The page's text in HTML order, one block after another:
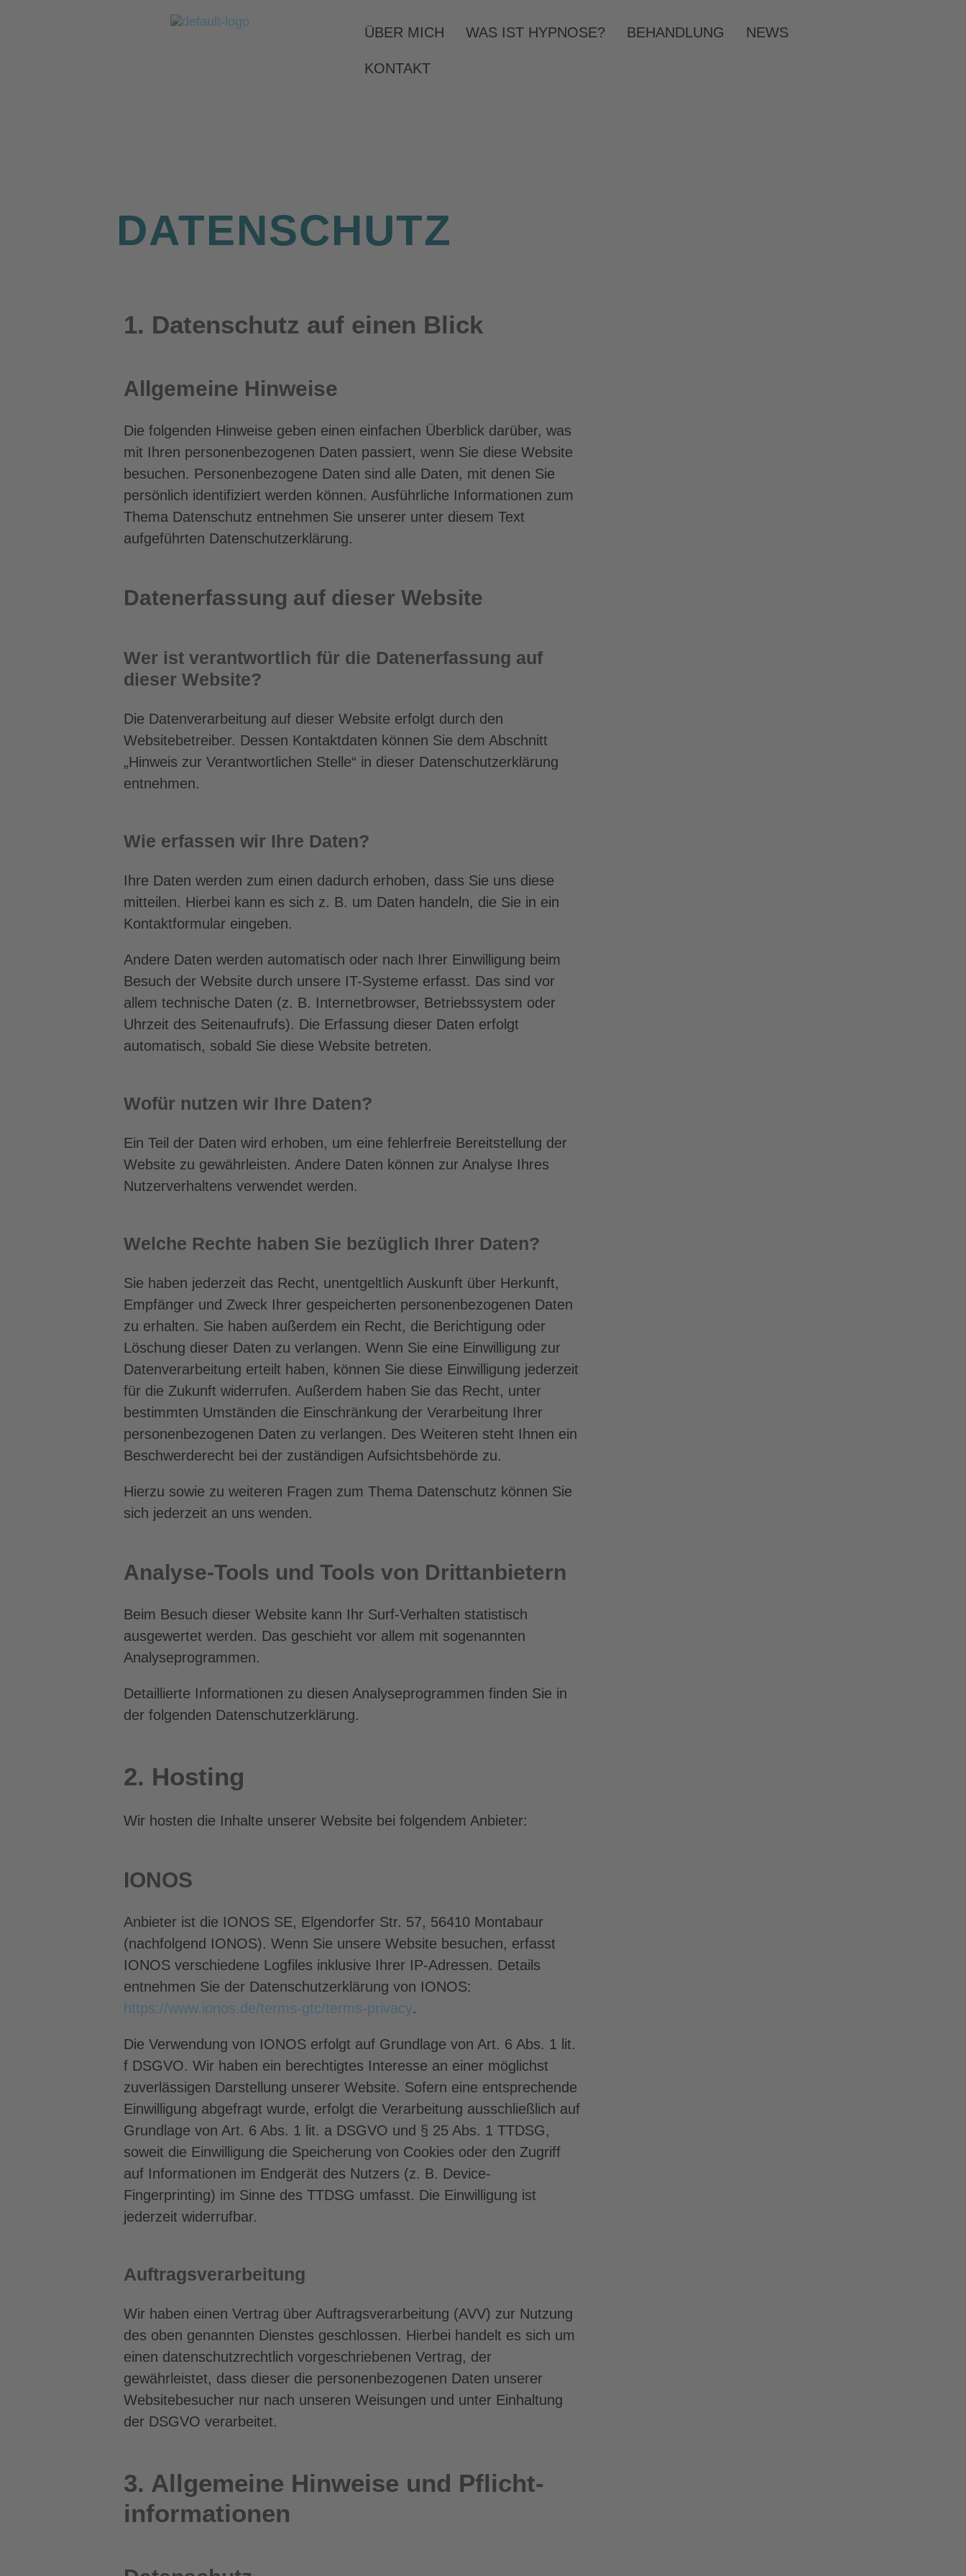
ÜBER MICH WAS IST HYPNOSE? BEHANDLUNG NEWS
KONTAKT
DATENSCHUTZ
1. Datenschutz auf einen Blick
Allgemeine Hinweise
Die folgenden Hinweise geben einen einfachen Überblick darüber, was
mit Ihren personenbezogenen Daten passiert, wenn Sie diese Website
besuchen. Personenbezogene Daten sind alle Daten, mit denen Sie
persönlich identifiziert werden können. Ausführliche Informationen zum
Thema Datenschutz entnehmen Sie unserer unter diesem Text
aufgeführten Datenschutzerklärung.
Datenerfassung auf dieser Website
Wer ist verantwortlich für die Datenerfassung auf
dieser Website?
Die Datenverarbeitung auf dieser Website erfolgt durch den
Websitebetreiber. Dessen Kontaktdaten können Sie dem Abschnitt
„Hinweis zur Verantwortlichen Stelle“ in dieser Datenschutzerklärung
entnehmen.
Wie erfassen wir Ihre Daten?
Ihre Daten werden zum einen dadurch erhoben, dass Sie uns diese
mitteilen. Hierbei kann es sich z. B. um Daten handeln, die Sie in ein
Kontaktformular eingeben.
Andere Daten werden automatisch oder nach Ihrer Einwilligung beim
Besuch der Website durch unsere IT-Systeme erfasst. Das sind vor
allem technische Daten (z. B. Internetbrowser, Betriebssystem oder
Uhrzeit des Seitenaufrufs). Die Erfassung dieser Daten erfolgt
automatisch, sobald Sie diese Website betreten.
Wofür nutzen wir Ihre Daten?
Ein Teil der Daten wird erhoben, um eine fehlerfreie Bereitstellung der
Website zu gewährleisten. Andere Daten können zur Analyse Ihres
Nutzerverhaltens verwendet werden.
Welche Rechte haben Sie bezüglich Ihrer Daten?
Sie haben jederzeit das Recht, unentgeltlich Auskunft über Herkunft,
Empfänger und Zweck Ihrer gespeicherten personenbezogenen Daten
zu erhalten. Sie haben außerdem ein Recht, die Berichtigung oder
Löschung dieser Daten zu verlangen. Wenn Sie eine Einwilligung zur
Datenverarbeitung erteilt haben, können Sie diese Einwilligung jederzeit
für die Zukunft widerrufen. Außerdem haben Sie das Recht, unter
bestimmten Umständen die Einschränkung der Verarbeitung Ihrer
personenbezogenen Daten zu verlangen. Des Weiteren steht Ihnen ein
Beschwerderecht bei der zuständigen Aufsichtsbehörde zu.
Hierzu sowie zu weiteren Fragen zum Thema Datenschutz können Sie
sich jederzeit an uns wenden.
Analyse-Tools und Tools von Dritt­anbietern
Beim Besuch dieser Website kann Ihr Surf-Verhalten statistisch
ausgewertet werden. Das geschieht vor allem mit sogenannten
Analyseprogrammen.
Detaillierte Informationen zu diesen Analyseprogrammen finden Sie in
der folgenden Datenschutzerklärung.
2. Hosting
Wir hosten die Inhalte unserer Website bei folgendem Anbieter:
IONOS
Anbieter ist die IONOS SE, Elgendorfer Str. 57, 56410 Montabaur
(nachfolgend IONOS). Wenn Sie unsere Website besuchen, erfasst
IONOS verschiedene Logfiles inklusive Ihrer IP-Adressen. Details
entnehmen Sie der Datenschutzerklärung von IONOS:
https://www.ionos.de/terms-gtc/terms-privacy.
Die Verwendung von IONOS erfolgt auf Grundlage von Art. 6 Abs. 1 lit.
f DSGVO. Wir haben ein berechtigtes Interesse an einer möglichst
zuverlässigen Darstellung unserer Website. Sofern eine entsprechende
Einwilligung abgefragt wurde, erfolgt die Verarbeitung ausschließlich auf
Grundlage von Art. 6 Abs. 1 lit. a DSGVO und § 25 Abs. 1 TTDSG,
soweit die Einwilligung die Speicherung von Cookies oder den Zugriff
auf Informationen im Endgerät des Nutzers (z. B. Device-
Fingerprinting) im Sinne des TTDSG umfasst. Die Einwilligung ist
jederzeit widerrufbar.
Auftragsverarbeitung
Wir haben einen Vertrag über Auftragsverarbeitung (AVV) zur Nutzung
des oben genannten Dienstes geschlossen. Hierbei handelt es sich um
einen datenschutzrechtlich vorgeschriebenen Vertrag, der
gewährleistet, dass dieser die personenbezogenen Daten unserer
Websitebesucher nur nach unseren Weisungen und unter Einhaltung
der DSGVO verarbeitet.
3. Allgemeine Hinweise und Pflicht­
informationen